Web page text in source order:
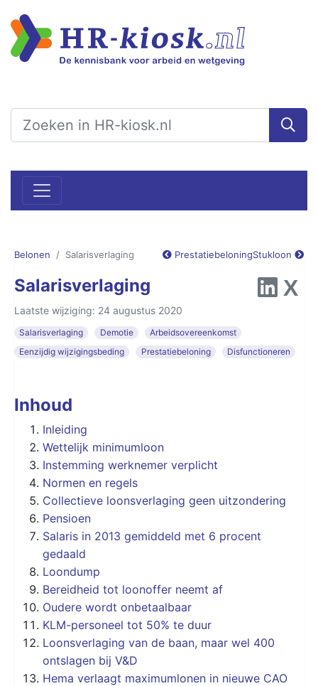
Belonen Salarisverlaging PrestatiebeloningStukloon
Salarisverlaging
Laatste wijziging: 24 augustus 2020
Salarisverlaging Demotie
Arbeidsovereenkomst
Eenzijdig wijzigingsbeding
Prestatiebeloning Disfunctioneren
Inhoud
Inleiding
Wettelijk minimumloon
Instemming werknemer verplicht
Normen en regels
Collectieve loonsverlaging geen uitzondering
Pensioen
Salaris in 2013 gemiddeld met 6 procent
gedaald
Loondump
Bereidheid tot loonoffer neemt af
Oudere wordt onbetaalbaar
KLM-personeel tot 50% te duur
Loonsverlaging van de baan, maar wel 400
ontslagen bij V&D
Hema verlaagt maximumlonen in nieuwe CAO